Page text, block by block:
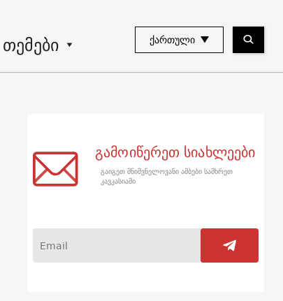
თემები ᲥᲐᲠᲗᲣᲚᲘ
გამოიწერეთ სიახლეები
გაიგეთ მნიშვნელოვანი ამბები სამხრეთ
კავკასიაში